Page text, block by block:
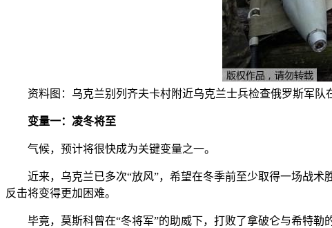
资料图：乌克兰别列齐夫卡村附近乌克兰士兵检查俄罗斯军队
变量一：凌冬将至
气候，预计将很快成为关键变量之一。
近来，乌克兰已多次“放风”，希望在冬季前至少取得一场战术
反击将变得更加困难。
毕竟，莫斯科曾在“冬将军”的助威下，打败了拿破仑与希特勒